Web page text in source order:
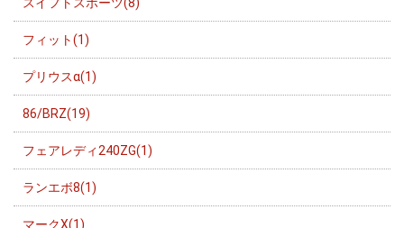
フィット(1)
プリウスα(1)
86/BRZ(19)
フェアレディ240ZG(1)
ランエボ8(1)
マークX(1)